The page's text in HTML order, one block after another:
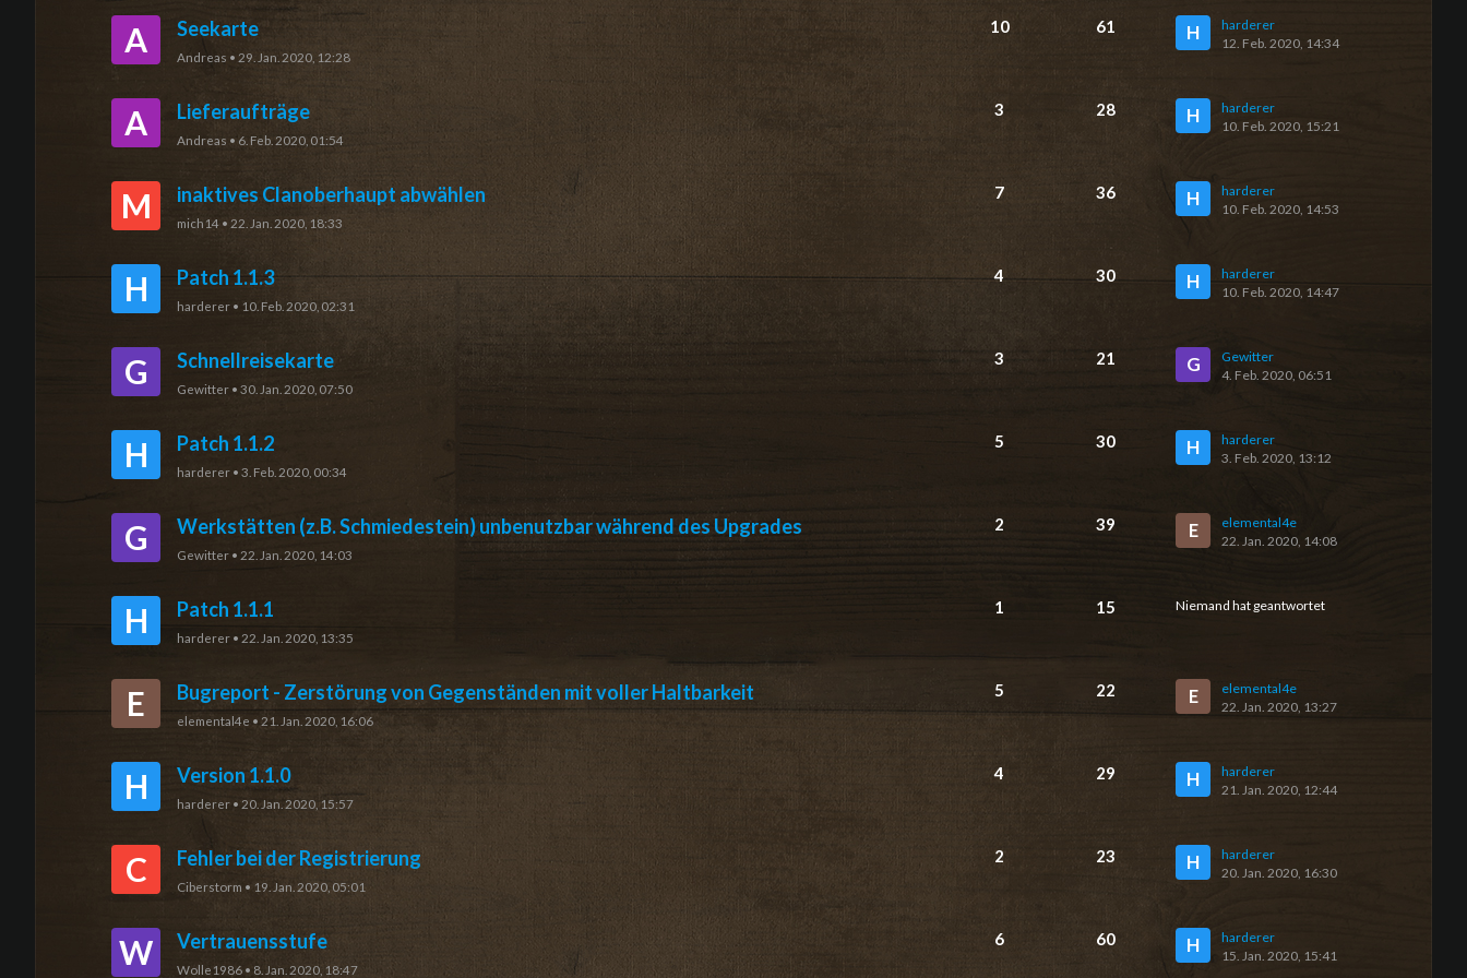
A Seekarte
Andreas • 29. Jan. 2020, 12:28
10 61 H
harderer
12. Feb. 2020, 14:34
A Lieferaufträge
Andreas • 6. Feb. 2020, 01:54
3 28 H
harderer
10. Feb. 2020, 15:21
M inaktives Clanoberhaupt abwählen
mich14 • 22. Jan. 2020, 18:33
7 36 H
harderer
10. Feb. 2020, 14:53
H Patch 1.1.3
harderer • 10. Feb. 2020, 02:31
4 30 H
harderer
10. Feb. 2020, 14:47
G Schnellreisekarte
Gewitter • 30. Jan. 2020, 07:50
3 21 G
Gewitter
4. Feb. 2020, 06:51
H Patch 1.1.2
harderer • 3. Feb. 2020, 00:34
5 30 H
harderer
3. Feb. 2020, 13:12
G Werkstätten (z.B. Schmiedestein) unbenutzbar während des Upgrades
Gewitter • 22. Jan. 2020, 14:03
2 39 E
elemental4e
22. Jan. 2020, 14:08
H Patch 1.1.1
harderer • 22. Jan. 2020, 13:35
1 15 Niemand hat geantwortet
E Bugreport - Zerstörung von Gegenständen mit voller Haltbarkeit
elemental4e • 21. Jan. 2020, 16:06
5 22 E
elemental4e
22. Jan. 2020, 13:27
H Version 1.1.0
harderer • 20. Jan. 2020, 15:57
4 29 H
harderer
21. Jan. 2020, 12:44
C Fehler bei der Registrierung
Ciberstorm • 19. Jan. 2020, 05:01
2 23 H
harderer
20. Jan. 2020, 16:30
W Vertrauensstufe
Wolle1986 • 8. Jan. 2020, 18:47
6 60 H
harderer
15. Jan. 2020, 15:41